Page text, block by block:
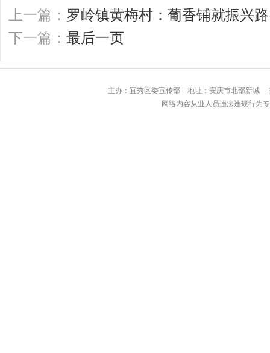
上一篇： 罗岭镇黄梅村：葡香铺就振兴
下一篇： 最后一页
主办：宜秀区委宣传部 地址：安庆市北
网络内容从业人员违法违规行